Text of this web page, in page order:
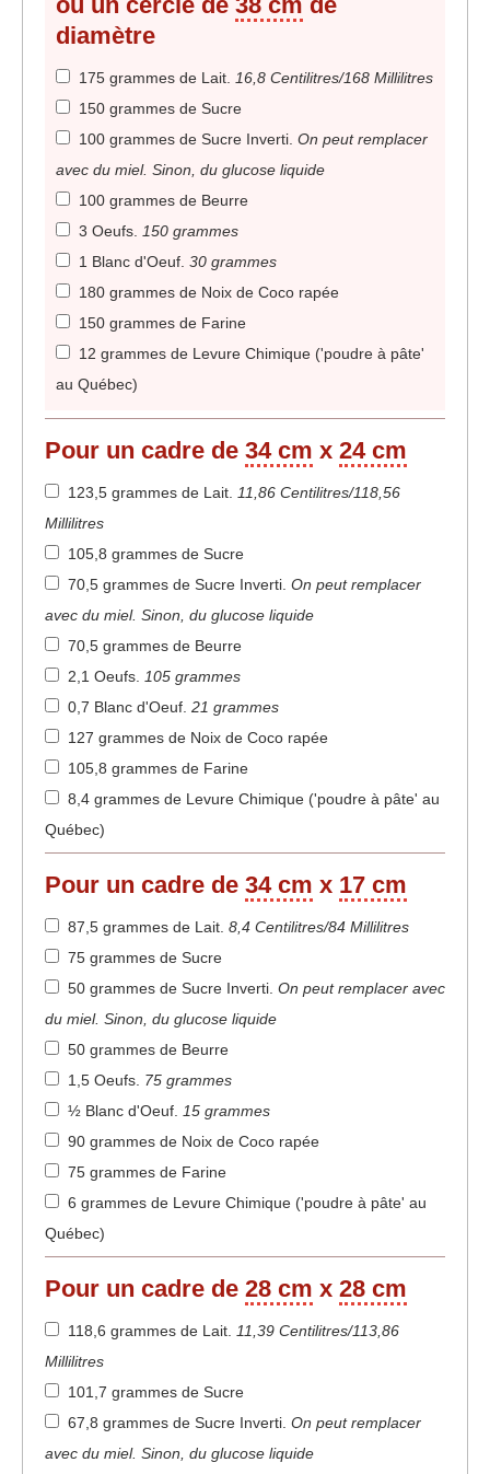
diamètre
175 grammes de Lait. 16,8 Centilitres/168 Millilitres
150 grammes de Sucre
100 grammes de Sucre Inverti. On peut remplacer
avec du miel. Sinon, du glucose liquide
100 grammes de Beurre
3 Oeufs. 150 grammes
1 Blanc d'Oeuf. 30 grammes
180 grammes de Noix de Coco rapée
150 grammes de Farine
12 grammes de Levure Chimique ('poudre à pâte'
au Québec)
Pour un cadre de 34 cm x 24 cm
123,5 grammes de Lait. 11,86 Centilitres/118,56
Millilitres
105,8 grammes de Sucre
70,5 grammes de Sucre Inverti. On peut remplacer
avec du miel. Sinon, du glucose liquide
70,5 grammes de Beurre
2,1 Oeufs. 105 grammes
0,7 Blanc d'Oeuf. 21 grammes
127 grammes de Noix de Coco rapée
105,8 grammes de Farine
8,4 grammes de Levure Chimique ('poudre à pâte' au
Québec)
Pour un cadre de 34 cm x 17 cm
87,5 grammes de Lait. 8,4 Centilitres/84 Millilitres
75 grammes de Sucre
50 grammes de Sucre Inverti. On peut remplacer avec
du miel. Sinon, du glucose liquide
50 grammes de Beurre
1,5 Oeufs. 75 grammes
½ Blanc d'Oeuf. 15 grammes
90 grammes de Noix de Coco rapée
75 grammes de Farine
6 grammes de Levure Chimique ('poudre à pâte' au
Québec)
Pour un cadre de 28 cm x 28 cm
118,6 grammes de Lait. 11,39 Centilitres/113,86
Millilitres
101,7 grammes de Sucre
67,8 grammes de Sucre Inverti. On peut remplacer
avec du miel. Sinon, du glucose liquide